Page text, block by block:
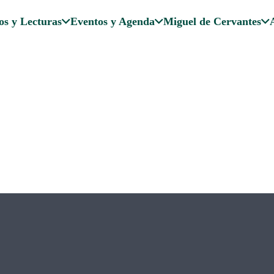
y Lecturas Eventos y Agenda Miguel de Cervantes